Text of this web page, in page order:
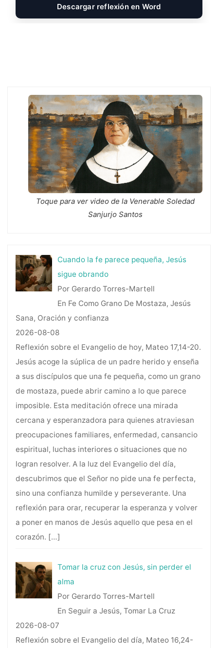
b
e
s
t
t
i
l
s
a
Descargar reflexión en Word
Toque para ver video de la Venerable Soledad
Sanjurjo Santos
Cuando la fe parece pequeña, Jesús
sigue obrando
Por Gerardo Torres-Martell
En Fe Como Grano De Mostaza, Jesús
Sana, Oración y confianza
2026-08-08
Reflexión sobre el Evangelio de hoy, Mateo 17,14-20.
Jesús acoge la súplica de un padre herido y enseña
a sus discípulos que una fe pequeña, como un grano
de mostaza, puede abrir camino a lo que parece
imposible. Esta meditación ofrece una mirada
cercana y esperanzadora para quienes atraviesan
preocupaciones familiares, enfermedad, cansancio
espiritual, luchas interiores o situaciones que no
logran resolver. A la luz del Evangelio del día,
descubrimos que el Señor no pide una fe perfecta,
sino una confianza humilde y perseverante. Una
reflexión para orar, recuperar la esperanza y volver
a poner en manos de Jesús aquello que pesa en el
corazón. […]
Tomar la cruz con Jesús, sin perder el
alma
Por Gerardo Torres-Martell
En Seguir a Jesús, Tomar La Cruz
2026-08-07
Reflexión sobre el Evangelio del día, Mateo 16,24-